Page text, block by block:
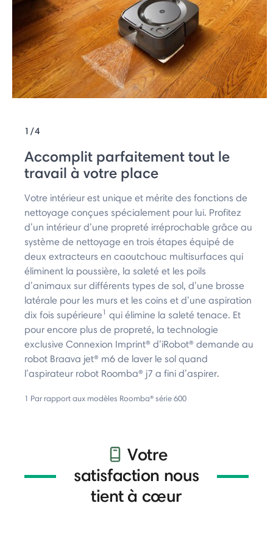
1/4
Accomplit parfaitement tout le
travail à votre place
Votre intérieur est unique et mérite des fonctions de
nettoyage conçues spécialement pour lui. Profitez
d’un intérieur d’une propreté irréprochable grâce au
système de nettoyage en trois étapes équipé de
deux extracteurs en caoutchouc multisurfaces qui
éliminent la poussière, la saleté et les poils
d’animaux sur différents types de sol, d’une brosse
latérale pour les murs et les coins et d’une aspiration
dix fois supérieure 1 qui élimine la saleté tenace. Et
pour encore plus de propreté, la technologie
exclusive Connexion Imprint® d’iRobot® demande au
robot Braava jet® m6 de laver le sol quand
l’aspirateur robot Roomba® j7 a fini d’aspirer.
1 Par rapport aux modèles Roomba® série 600
Votre
satisfaction nous
tient à cœur